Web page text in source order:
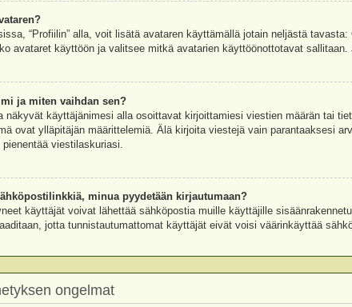
“Profiilin” alla, voit lisätä avataren käyttämällä jotain neljästä
avataret käyttöön ja valitsee mitkä avatarien käyttöönottotavat
ja miten vaihdan sen?
näkyvät käyttäjänimesi alla osoittavat kirjoittamiesi viestien määrän tai
ovat ylläpitäjän määrittelemiä. Älä kirjoita viestejä vain parantaaksesi
viestilaskuriasi.
minua pyydetään kirjautumaan?
käyttäjät voivat lähettää sähköpostia muille käyttäjille
jotta tunnistautumattomat käyttäjät eivät voisi väärinkäyttää
ongelmat